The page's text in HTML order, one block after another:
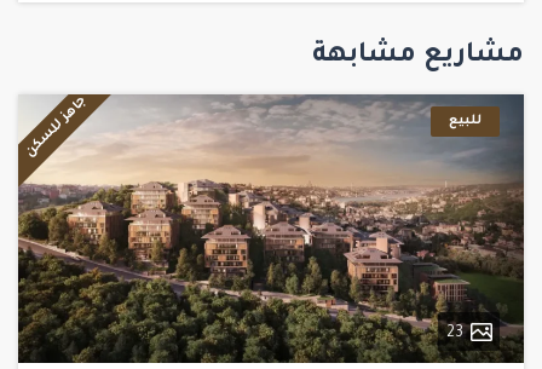
مشاريع مشابهة
للبيع جاهز للسكن
23